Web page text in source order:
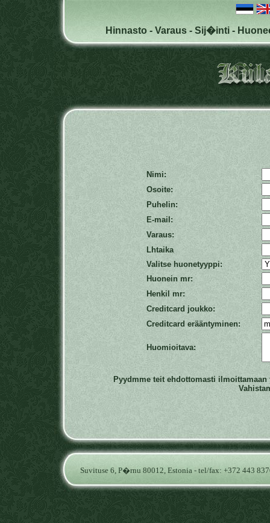
Hinnasto- Varaus- Sij�inti-
Nimi:
Osoite:
Puhelin:
E-mail:
Varaus:
Lhtaika
Valitse huonetyyppi:
Huonein mr:
Henkil mr:
Creditcard joukko:
Creditcard erääntyminen:
Huomioitava:
Pyydmme teit ehdottomasti
Suvituse 6, P�rnu 80012, Estonia - tel/fax: +372 443